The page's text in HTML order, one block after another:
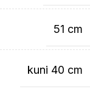
51 cm
kuni 40 cm